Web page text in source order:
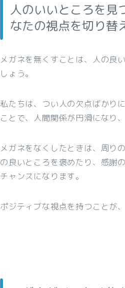
人のいいところを見
なたの視点を切り替
メガネを無くすことは、人の良
しょう。
私たちは、つい人の欠点ばかり
ことで、人間関係が円滑になり
メガネをなくしたときは、周り
の良いところを褒めたり、感謝
チャンスになります。
ポジティブな視点を持つことが